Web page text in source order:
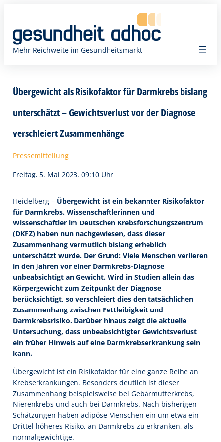
springen
Mehr Reichweite im Gesundheitsmarkt
Übergewicht als Risikofaktor für Darmkrebs bislang
unterschätzt – Gewichtsverlust vor der Diagnose
verschleiert Zusammenhänge
Pressemitteilung
Freitag, 5. Mai 2023, 09:10 Uhr
Heidelberg – Übergewicht ist ein bekannter Risikofaktor
für Darmkrebs. Wissenschaftlerinnen und
Wissenschaftler im Deutschen Krebsforschungszentrum
(DKFZ) haben nun nachgewiesen, dass dieser
Zusammenhang vermutlich bislang erheblich
unterschätzt wurde. Der Grund: Viele Menschen verlieren
in den Jahren vor einer Darmkrebs-Diagnose
unbeabsichtigt an Gewicht. Wird in Studien allein das
Körpergewicht zum Zeitpunkt der Diagnose
berücksichtigt, so verschleiert dies den tatsächlichen
Zusammenhang zwischen Fettleibigkeit und
Darmkrebsrisiko. Darüber hinaus zeigt die aktuelle
Untersuchung, dass unbeabsichtigter Gewichtsverlust
ein früher Hinweis auf eine Darmkrebserkrankung sein
kann.
Übergewicht ist ein Risikofaktor für eine ganze Reihe an
Krebserkrankungen. Besonders deutlich ist dieser
Zusammenhang beispielsweise bei Gebärmutterkrebs,
Nierenkrebs und auch bei Darmkrebs. Nach bisherigen
Schätzungen haben adipöse Menschen ein um etwa ein
Drittel höheres Risiko, an Darmkrebs zu erkranken, als
normalgewichtige.